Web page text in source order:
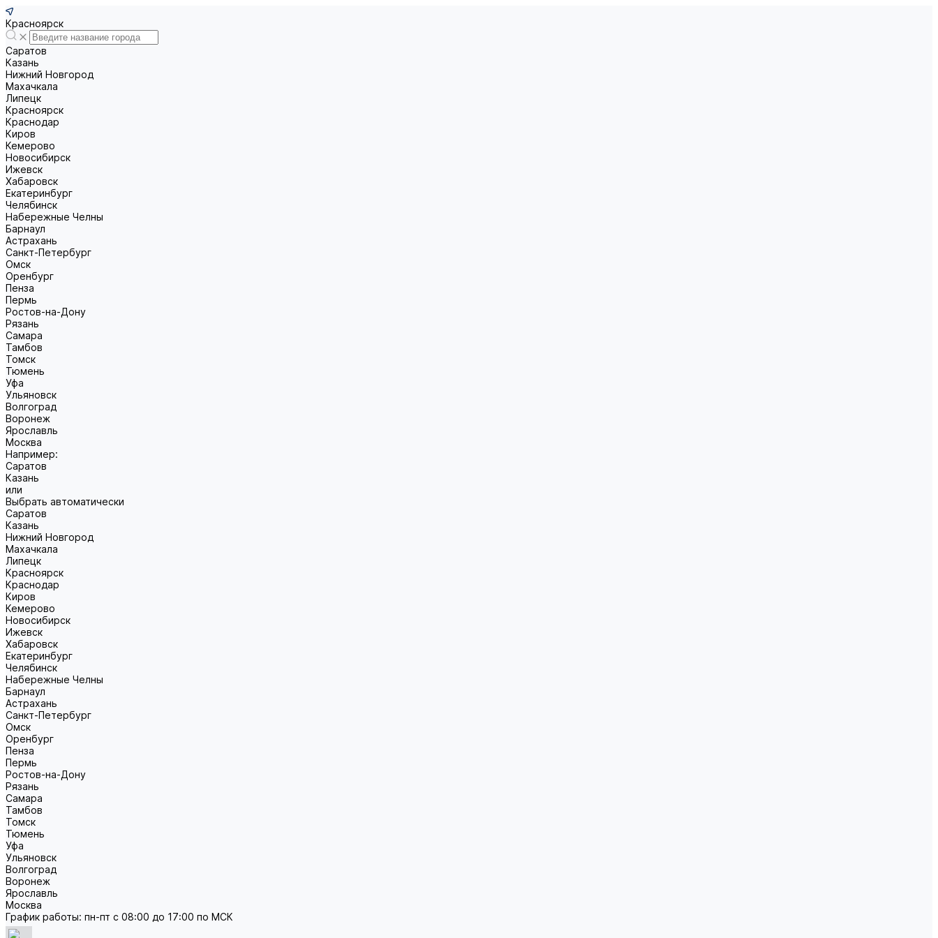
Красноярск
Саратов
Казань
Нижний Новгород
Махачкала
Липецк
Красноярск
Краснодар
Киров
Кемерово
Новосибирск
Ижевск
Хабаровск
Екатеринбург
Челябинск
Набережные Челны
Барнаул
Астрахань
Санкт-Петербург
Омск
Оренбург
Пенза
Пермь
Ростов-на-Дону
Рязань
Самара
Тамбов
Томск
Тюмень
Уфа
Ульяновск
Волгоград
Воронеж
Ярославль
Москва
Например:
Саратов
Казань
или
Выбрать автоматически
Саратов
Казань
Нижний Новгород
Махачкала
Липецк
Красноярск
Краснодар
Киров
Кемерово
Новосибирск
Ижевск
Хабаровск
Екатеринбург
Челябинск
Набережные Челны
Барнаул
Астрахань
Санкт-Петербург
Омск
Оренбург
Пенза
Пермь
Ростов-на-Дону
Рязань
Самара
Тамбов
Томск
Тюмень
Уфа
Ульяновск
Волгоград
Воронеж
Ярославль
Москва
График работы: пн-пт с 08:00 до 17:00 по МСК